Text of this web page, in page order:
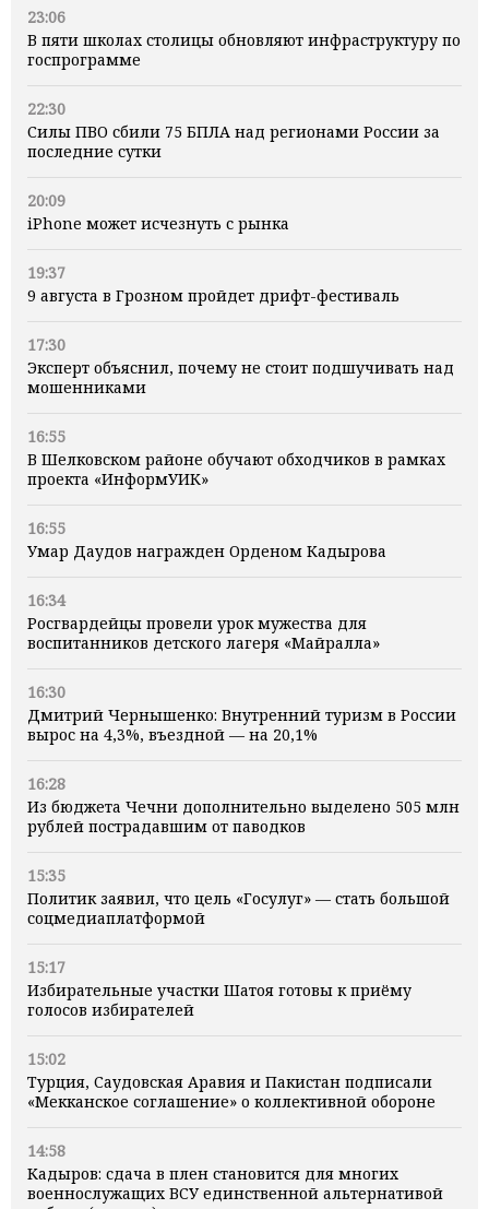
23:06
В пяти школах столицы обновляют инфраструктуру по
госпрограмме
22:30
Силы ПВО сбили 75 БПЛА над регионами России за
последние сутки
20:09
iPhone может исчезнуть с рынка
19:37
9 августа в Грозном пройдет дрифт-фестиваль
17:30
Эксперт объяснил, почему не стоит подшучивать над
мошенниками
16:55
В Шелковском районе обучают обходчиков в рамках
проекта «ИнформУИК»
16:55
Умар Даудов награжден Орденом Кадырова
16:34
Росгвардейцы провели урок мужества для
воспитанников детского лагеря «Майралла»
16:30
Дмитрий Чернышенко: Внутренний туризм в России
вырос на 4,3%, въездной — на 20,1%
16:28
Из бюджета Чечни дополнительно выделено 505 млн
рублей пострадавшим от паводков
15:35
Политик заявил, что цель «Госулуг» — стать большой
соцмедиаплатформой
15:17
Избирательные участки Шатоя готовы к приёму
голосов избирателей
15:02
Турция, Саудовская Аравия и Пакистан подписали
«Мекканское соглашение» о коллективной обороне
14:58
Кадыров: сдача в плен становится для многих
военнослужащих ВСУ единственной альтернативой